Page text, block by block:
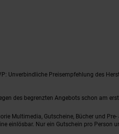
Unverbindliche Preisempfehlung des
des begrenzten Angebots schon am
Multimedia, Gutscheine, Bücher und
einlösbar. Nur ein Gutschein pro Person